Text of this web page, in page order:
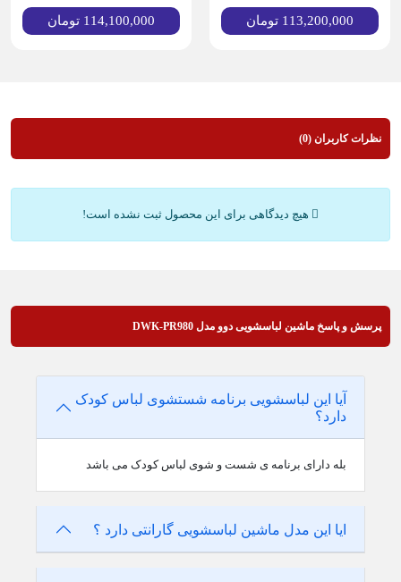
113,200,000 تومان 114,100,000 تومان
نظرات کاربران (0)
هیچ دیدگاهی برای این محصول ثبت نشده است!
پرسش و پاسخ ماشین لباسشویی دوو مدل DWK-PR980
آیا این لباسشویی برنامه شستشوی لباس کودک
دارد؟
بله دارای برنامه ی شست و شوی لباس کودک می باشد
ایا این مدل ماشین لباسشویی گارانتی دارد ؟